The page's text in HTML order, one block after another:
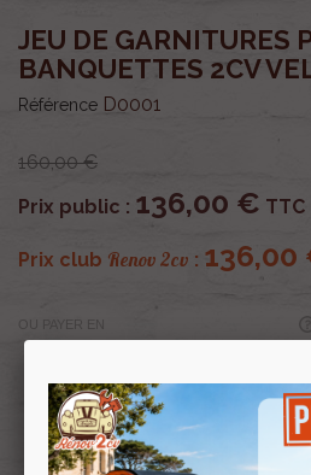
JEU DE GARNITURES
BANQUETTES 2CV
Référence D0001
160,00 €
Prix public : 136,00 € TTC
Prix club Renov 2cv : 136,00
OU PAYER EN
Profitez de prix
avec la Carte